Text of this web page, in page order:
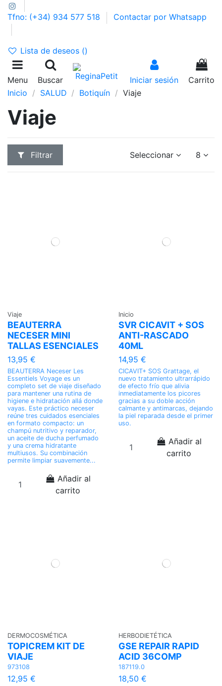
Tfno: (+34) 934 577 518 Contactar por Whatsapp
Lista de deseos ()
Menu Buscar Iniciar sesión
0
Carrito
Inicio
SALUD Botiquín Viaje
Viaje
Filtrar Seleccionar 8
Viaje
BEAUTERRA
NECESER MINI
TALLAS ESENCIALES
13,95 €
BEAUTERRA Neceser Les
Essentiels Voyage es un
completo set de viaje diseñado
para mantener una rutina de
higiene e hidratación allá donde
vayas. Este práctico neceser
reúne tres cuidados esenciales
en formato compacto: un
champú nutritivo y reparador,
un aceite de ducha perfumado
y una crema hidratante
multiusos. Su combinación
permite limpiar suavemente...
Añadir al
carrito
Inicio
SVR CICAVIT + SOS
ANTI-RASCADO
40ML
14,95 €
CICAVIT+ SOS Grattage, el
nuevo tratamiento ultrarrápido
de efecto frío que alivia
inmediatamente los picores
gracias a su doble acción
calmante y antimarcas, dejando
la piel reparada desde el primer
uso.
Añadir al
carrito
DERMOCOSMÉTICA
TOPICREM KIT DE
VIAJE
973108
12,95 €
HERBODIETÉTICA
GSE REPAIR RAPID
ACID 36COMP
187119.0
18,50 €